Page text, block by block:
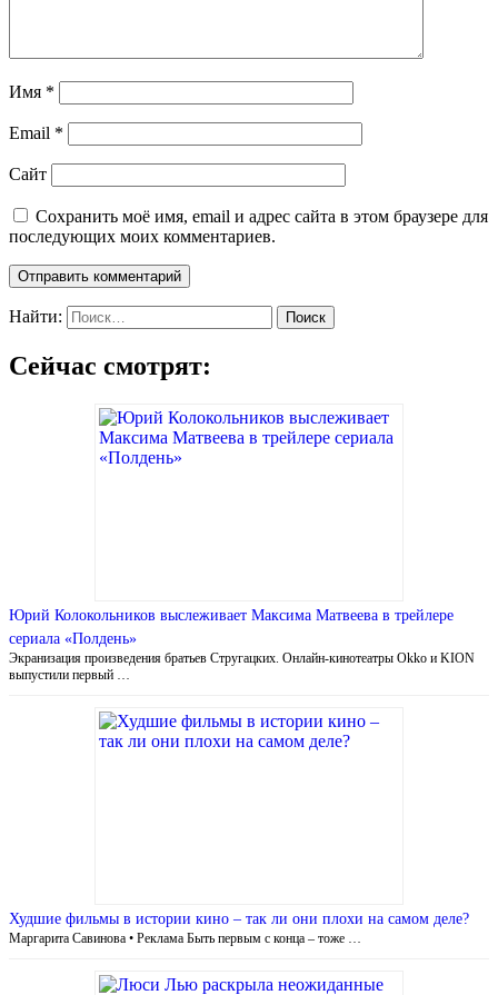
Имя *
Email *
Сайт
Сохранить моё имя, email и адрес сайта в этом браузере для
последующих моих комментариев.
Найти:
Сейчас смотрят:
Юрий Колокольников выслеживает Максима Матвеева в трейлере
сериала «Полдень»
Экранизация произведения братьев Стругацких. Онлайн-кинотеатры Okko и KION
выпустили первый …
Худшие фильмы в истории кино – так ли они плохи на самом деле?
Маргарита Савинова • Реклама Быть первым с конца – тоже …